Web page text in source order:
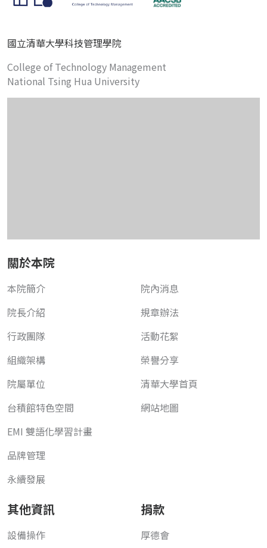
國立清華大學科技管理學院
College of Technology Management
National Tsing Hua University
關於本院
本院簡介
院長介紹
行政團隊
組織架構
院屬單位
台積館特色空間
EMI 雙語化學習計畫
品牌管理
永續發展
院內消息
規章辦法
活動花絮
榮譽分享
清華大學首頁
網站地圖
其他資訊
設備操作
捐款
厚德會